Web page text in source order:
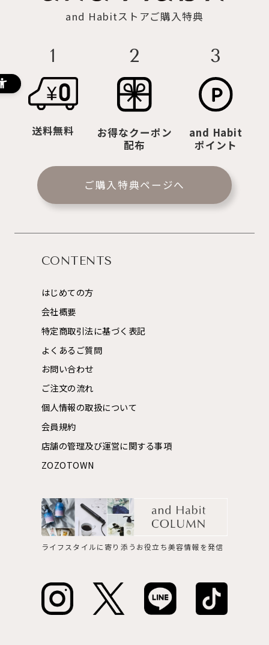
and Habitストアご購入特典
1
送料無料
2
お得なクーポン
配布
3
and Habit
ポイント
ご購入特典ページへ
CONTENTS
はじめての方
会社概要
特定商取引法に基づく表記
よくあるご質問
お問い合わせ
ご注文の流れ
個人情報の取扱について
会員規約
店舗の管理及び運営に関する事項
ZOZOTOWN
ライフスタイルに寄り添うお役立ち美容情報を発信